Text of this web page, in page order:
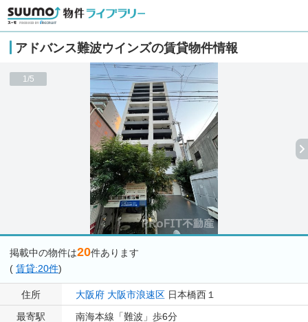
アドバンス難波ウインズの賃貸物件情報
1/5
掲載中の物件は20件あります
( 賃貸:20件)
住所 大阪府 大阪市浪速区 日本橋西１
最寄駅
南海本線「難波」歩6分